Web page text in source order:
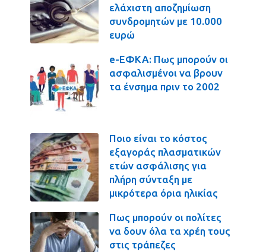
ελάχιστη αποζημίωση
συνδρομητών με 10.000
ευρώ
e-ΕΦΚΑ: Πως μπορούν οι
ασφαλισμένοι να βρουν
τα ένσημα πριν το 2002
Ποιο είναι το κόστος
εξαγοράς πλασματικών
ετών ασφάλισης για
πλήρη σύνταξη με
μικρότερα όρια ηλικίας
Πως μπορούν οι πολίτες
να δουν όλα τα χρέη τους
στις τράπεζες